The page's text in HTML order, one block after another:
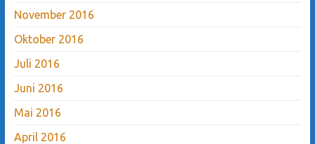
November 2016
Oktober 2016
Juli 2016
Juni 2016
Mai 2016
April 2016